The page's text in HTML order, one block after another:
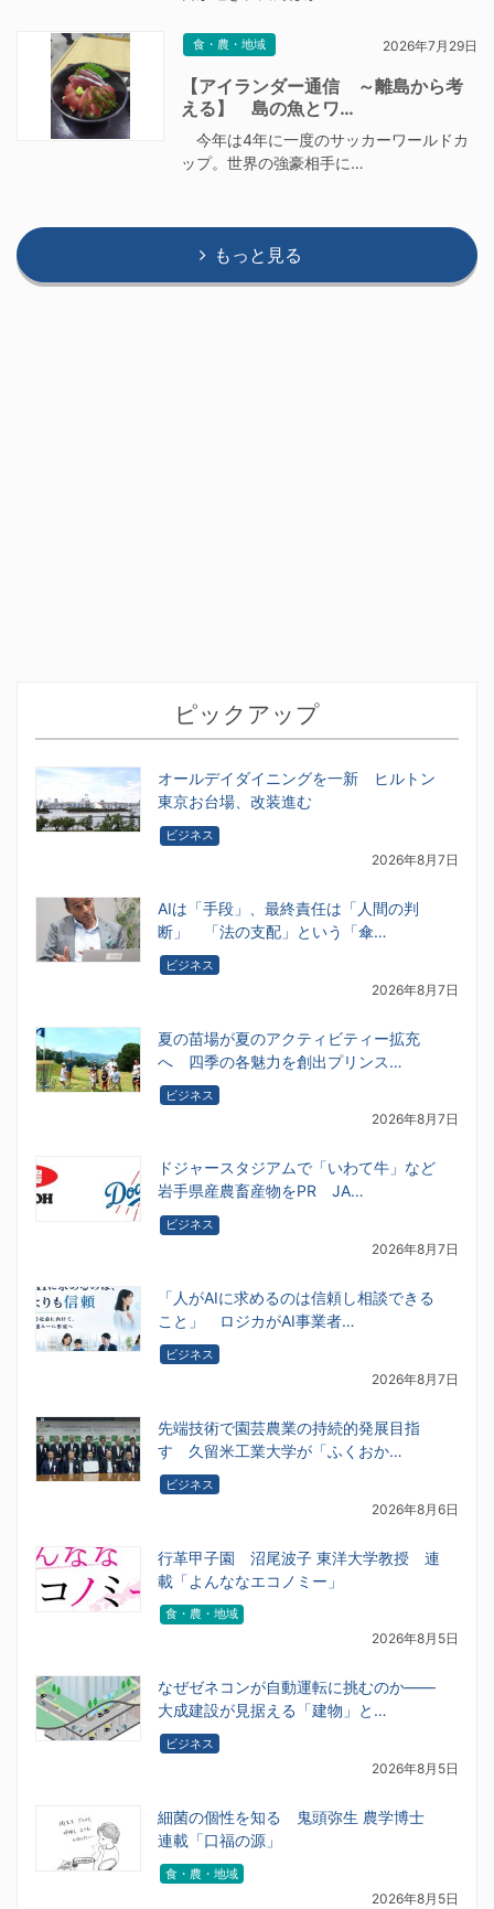
食・農・地域 2026年7月29日
【アイランダー通信 ～離島から考
える】 島の魚とワ…
今年は4年に一度のサッカーワールドカ
ップ。世界の強豪相手に…
もっと見る
ピックアップ
オールデイダイニングを一新 ヒルトン
東京お台場、改装進む
ビジネス
2026年8月7日
AIは「手段」、最終責任は「人間の判
断」 「法の支配」という「傘…
ビジネス
2026年8月7日
夏の苗場が夏のアクティビティー拡充
へ 四季の各魅力を創出プリンス…
ビジネス
2026年8月7日
ドジャースタジアムで「いわて牛」など
岩手県産農畜産物をPR JA…
ビジネス
2026年8月7日
「人がAIに求めるのは信頼し相談できる
こと」 ロジカがAI事業者…
ビジネス
2026年8月7日
先端技術で園芸農業の持続的発展目指
す 久留米工業大学が「ふくおか…
ビジネス
2026年8月6日
行革甲子園 沼尾波子 東洋大学教授 連
載「よんななエコノミー」
食・農・地域
2026年8月5日
なぜゼネコンが自動運転に挑むのか――
大成建設が見据える「建物」と…
ビジネス
2026年8月5日
細菌の個性を知る 鬼頭弥生 農学博士
連載「口福の源」
食・農・地域
2026年8月5日